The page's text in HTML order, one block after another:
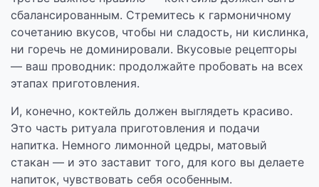
сбалансированным. Стремитесь к гармоничному
сочетанию вкусов, чтобы ни сладость, ни кислинка,
ни горечь не доминировали. Вкусовые рецепторы
— ваш проводник: продолжайте пробовать на всех
этапах приготовления.
И, конечно, коктейль должен выглядеть красиво.
Это часть ритуала приготовления и подачи
напитка. Немного лимонной цедры, матовый
стакан — и это заставит того, для кого вы делаете
напиток, чувствовать себя особенным.